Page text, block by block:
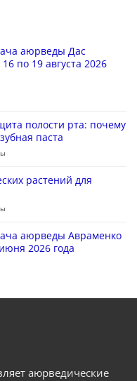
аюрведы Дас
по 19 августа 2026
полости рта: почему
паста
растений для
аюрведы Авраменко
2026 года
аюрведические